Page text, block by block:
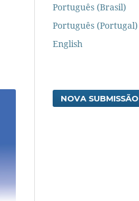
Português (Brasil)
Português (Portugal)
English
NOVA SUBMISSÃO